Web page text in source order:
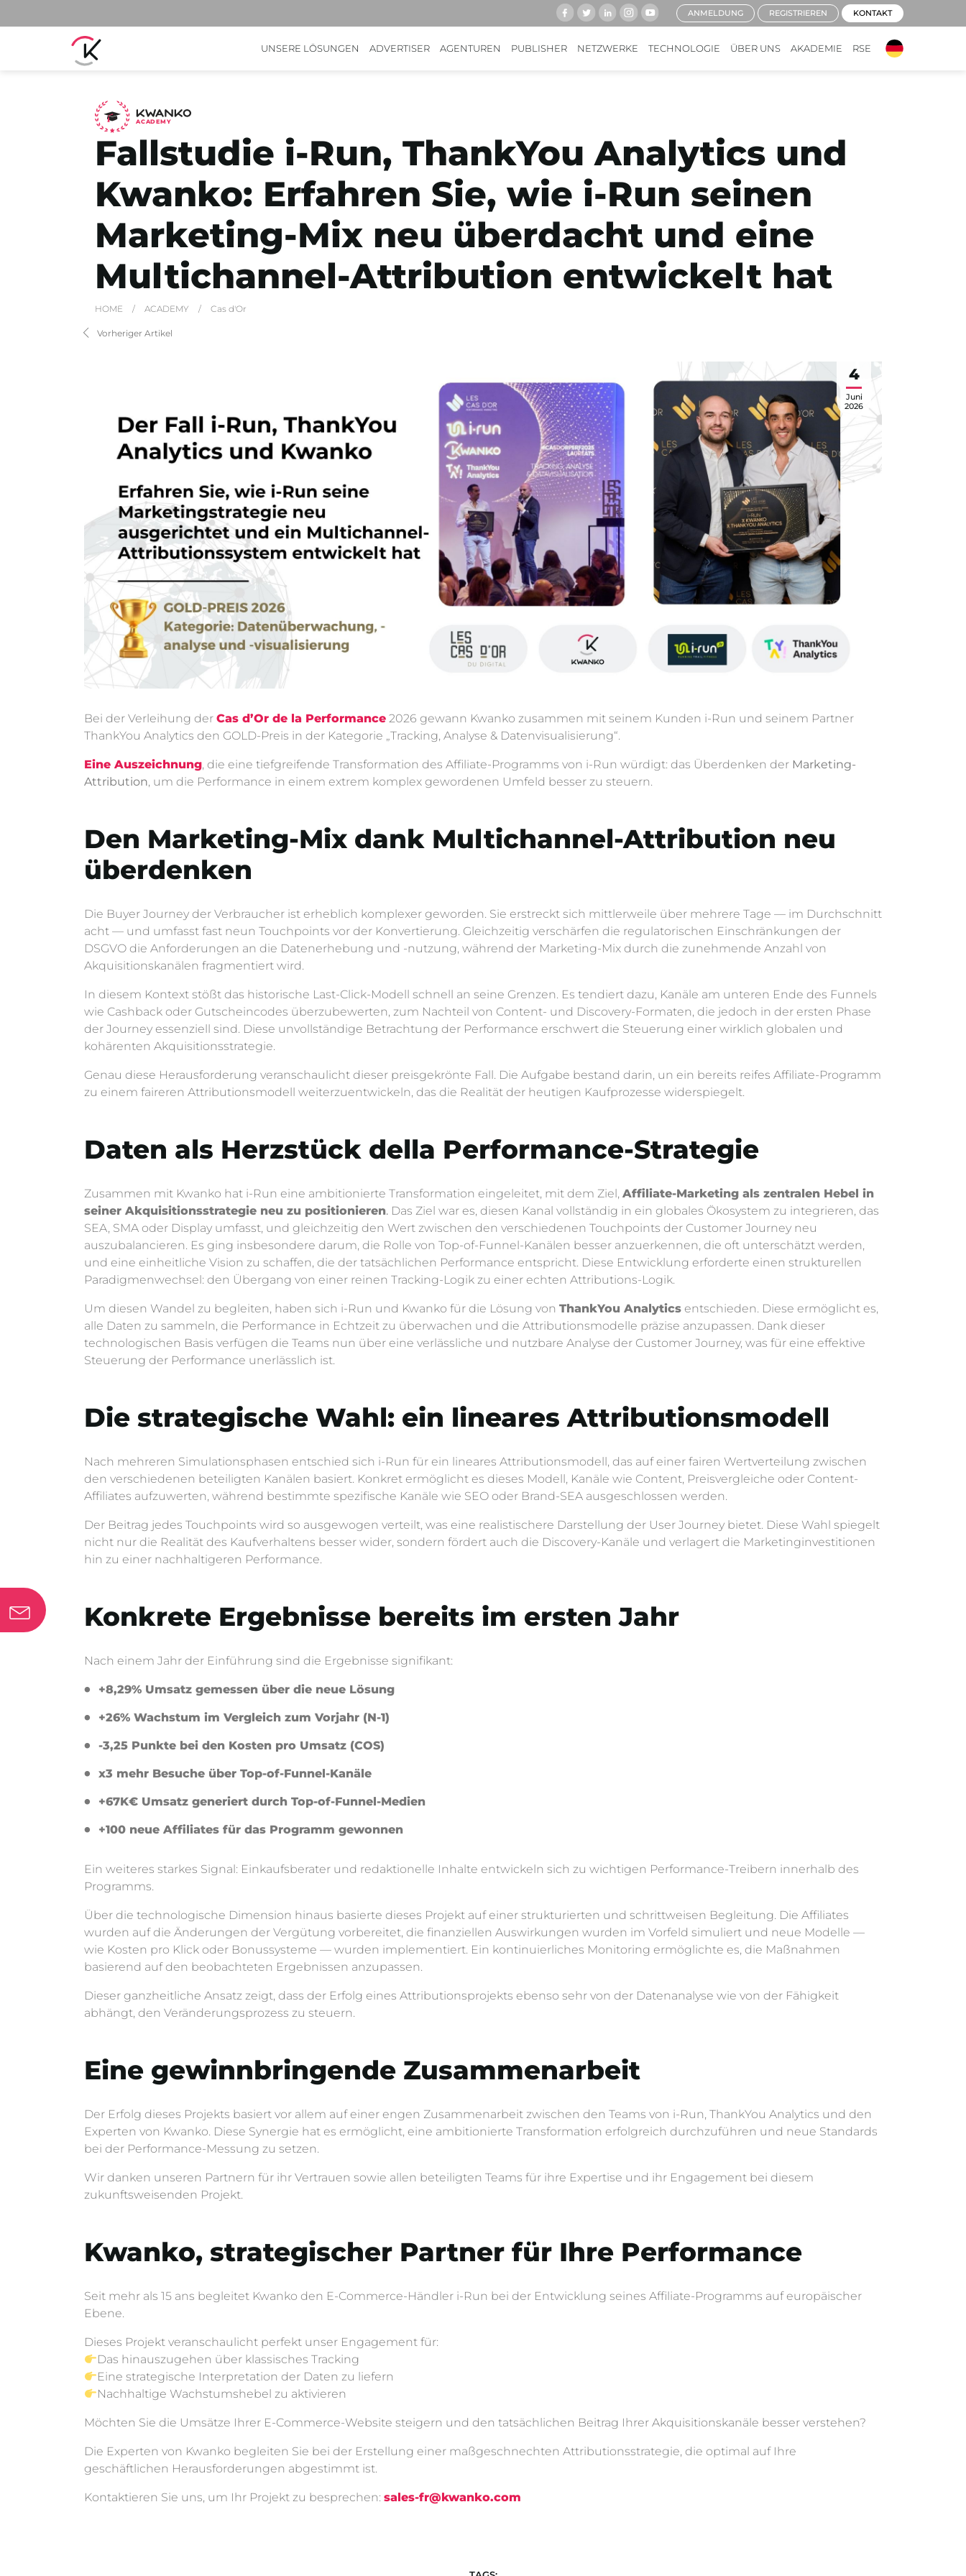
UNSERE LÖSUNGEN ADVERTISER AGENTUREN PUBLISHER NETZWERKE TECHNOLOGIE ÜBER UNS AKADEMIE RSE
ANMELDUNG REGISTRIEREN KONTAKT
ACADEMY
Fallstudie i-Run, ThankYou Analytics und
Kwanko: Erfahren Sie, wie i-Run seinen
Marketing-Mix neu überdacht und eine
Multichannel-Attribution entwickelt hat
HOME / ACADEMY / Cas d'Or
Vorheriger Artikel
4
Juni
2026
Bei der Verleihung der Cas d’Or de la Performance 2026 gewann Kwanko zusammen mit seinem Kunden i-Run und seinem Partner
ThankYou Analytics den GOLD-Preis in der Kategorie „Tracking, Analyse & Datenvisualisierung“.
Eine Auszeichnung, die eine tiefgreifende Transformation des Affiliate-Programms von i-Run würdigt: das Überdenken der Marketing-
Attribution, um die Performance in einem extrem komplex gewordenen Umfeld besser zu steuern.
Den Marketing-Mix dank Multichannel-Attribution neu
überdenken
Die Buyer Journey der Verbraucher ist erheblich komplexer geworden. Sie erstreckt sich mittlerweile über mehrere Tage — im Durchschnitt
acht — und umfasst fast neun Touchpoints vor der Konvertierung. Gleichzeitig verschärfen die regulatorischen Einschränkungen der
DSGVO die Anforderungen an die Datenerhebung und -nutzung, während der Marketing-Mix durch die zunehmende Anzahl von
Akquisitionskanälen fragmentiert wird.
In diesem Kontext stößt das historische Last-Click-Modell schnell an seine Grenzen. Es tendiert dazu, Kanäle am unteren Ende des Funnels
wie Cashback oder Gutscheincodes überzubewerten, zum Nachteil von Content- und Discovery-Formaten, die jedoch in der ersten Phase
der Journey essenziell sind. Diese unvollständige Betrachtung der Performance erschwert die Steuerung einer wirklich globalen und
kohärenten Akquisitionsstrategie.
Genau diese Herausforderung veranschaulicht dieser preisgekrönte Fall. Die Aufgabe bestand darin, un ein bereits reifes Affiliate-Programm
zu einem faireren Attributionsmodell weiterzuentwickeln, das die Realität der heutigen Kaufprozesse widerspiegelt.
Daten als Herzstück della Performance-Strategie
Zusammen mit Kwanko hat i-Run eine ambitionierte Transformation eingeleitet, mit dem Ziel, Affiliate-Marketing als zentralen Hebel in
seiner Akquisitionsstrategie neu zu positionieren. Das Ziel war es, diesen Kanal vollständig in ein globales Ökosystem zu integrieren, das
SEA, SMA oder Display umfasst, und gleichzeitig den Wert zwischen den verschiedenen Touchpoints der Customer Journey neu
auszubalancieren. Es ging insbesondere darum, die Rolle von Top-of-Funnel-Kanälen besser anzuerkennen, die oft unterschätzt werden,
und eine einheitliche Vision zu schaffen, die der tatsächlichen Performance entspricht. Diese Entwicklung erforderte einen strukturellen
Paradigmenwechsel: den Übergang von einer reinen Tracking-Logik zu einer echten Attributions-Logik.
Um diesen Wandel zu begleiten, haben sich i-Run und Kwanko für die Lösung von ThankYou Analytics entschieden. Diese ermöglicht es,
alle Daten zu sammeln, die Performance in Echtzeit zu überwachen und die Attributionsmodelle präzise anzupassen. Dank dieser
technologischen Basis verfügen die Teams nun über eine verlässliche und nutzbare Analyse der Customer Journey, was für eine effektive
Steuerung der Performance unerlässlich ist.
Die strategische Wahl: ein lineares Attributionsmodell
Nach mehreren Simulationsphasen entschied sich i-Run für ein lineares Attributionsmodell, das auf einer fairen Wertverteilung zwischen
den verschiedenen beteiligten Kanälen basiert. Konkret ermöglicht es dieses Modell, Kanäle wie Content, Preisvergleiche oder Content-
Affiliates aufzuwerten, während bestimmte spezifische Kanäle wie SEO oder Brand-SEA ausgeschlossen werden.
Der Beitrag jedes Touchpoints wird so ausgewogen verteilt, was eine realistischere Darstellung der User Journey bietet. Diese Wahl spiegelt
nicht nur die Realität des Kaufverhaltens besser wider, sondern fördert auch die Discovery-Kanäle und verlagert die Marketinginvestitionen
hin zu einer nachhaltigeren Performance.
Konkrete Ergebnisse bereits im ersten Jahr
Nach einem Jahr der Einführung sind die Ergebnisse signifikant:
+8,29% Umsatz gemessen über die neue Lösung
+26% Wachstum im Vergleich zum Vorjahr (N-1)
-3,25 Punkte bei den Kosten pro Umsatz (COS)
x3 mehr Besuche über Top-of-Funnel-Kanäle
+67K€ Umsatz generiert durch Top-of-Funnel-Medien
+100 neue Affiliates für das Programm gewonnen
Ein weiteres starkes Signal: Einkaufsberater und redaktionelle Inhalte entwickeln sich zu wichtigen Performance-Treibern innerhalb des
Programms.
Über die technologische Dimension hinaus basierte dieses Projekt auf einer strukturierten und schrittweisen Begleitung. Die Affiliates
wurden auf die Änderungen der Vergütung vorbereitet, die finanziellen Auswirkungen wurden im Vorfeld simuliert und neue Modelle —
wie Kosten pro Klick oder Bonussysteme — wurden implementiert. Ein kontinuierliches Monitoring ermöglichte es, die Maßnahmen
basierend auf den beobachteten Ergebnissen anzupassen.
Dieser ganzheitliche Ansatz zeigt, dass der Erfolg eines Attributionsprojekts ebenso sehr von der Datenanalyse wie von der Fähigkeit
abhängt, den Veränderungsprozess zu steuern.
Eine gewinnbringende Zusammenarbeit
Der Erfolg dieses Projekts basiert vor allem auf einer engen Zusammenarbeit zwischen den Teams von i-Run, ThankYou Analytics und den
Experten von Kwanko. Diese Synergie hat es ermöglicht, eine ambitionierte Transformation erfolgreich durchzuführen und neue Standards
bei der Performance-Messung zu setzen.
Wir danken unseren Partnern für ihr Vertrauen sowie allen beteiligten Teams für ihre Expertise und ihr Engagement bei diesem
zukunftsweisenden Projekt.
Kwanko, strategischer Partner für Ihre Performance
Seit mehr als 15 ans begleitet Kwanko den E-Commerce-Händler i-Run bei der Entwicklung seines Affiliate-Programms auf europäischer
Ebene.
Dieses Projekt veranschaulicht perfekt unser Engagement für:
Das hinauszugehen über klassisches Tracking
Eine strategische Interpretation der Daten zu liefern
Nachhaltige Wachstumshebel zu aktivieren
Möchten Sie die Umsätze Ihrer E-Commerce-Website steigern und den tatsächlichen Beitrag Ihrer Akquisitionskanäle besser verstehen?
Die Experten von Kwanko begleiten Sie bei der Erstellung einer maßgeschnechten Attributionsstrategie, die optimal auf Ihre
geschäftlichen Herausforderungen abgestimmt ist.
Kontaktieren Sie uns, um Ihr Projekt zu besprechen: sales-fr@kwanko.com